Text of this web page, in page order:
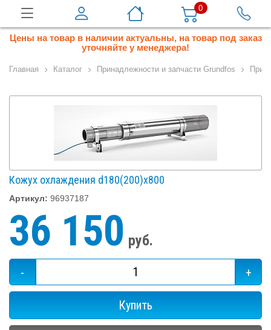
0
Цены на товар в наличии актуальны, на товар под заказ
уточняйте у менеджера!
Главная Каталог Принадлежности и запчасти Grundfos
Кожух охлаждения d180(200)х800
Артикул: 96937187
36 150 руб.
- +
Купить